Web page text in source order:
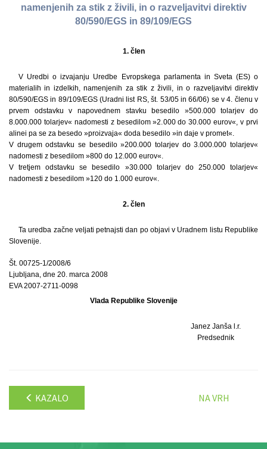
namenjenih za stik z živili, in o razveljavitvi direktiv
80/590/EGS in 89/109/EGS
1. člen
V Uredbi o izvajanju Uredbe Evropskega parlamenta in Sveta (ES) o
materialih in izdelkih, namenjenih za stik z živili, in o razveljavitvi direktiv
80/590/EGS in 89/109/EGS (Uradni list RS, št. 53/05 in 66/06) se v 4. členu v
prvem odstavku v napovednem stavku besedilo »500.000 tolarjev do
8.000.000 tolarjev« nadomesti z besedilom »2.000 do 30.000 eurov«, v prvi
alinei pa se za besedo »proizvaja« doda besedilo »in daje v promet«.
V drugem odstavku se besedilo »200.000 tolarjev do 3.000.000 tolarjev«
nadomesti z besedilom »800 do 12.000 eurov«.
V tretjem odstavku se besedilo »30.000 tolarjev do 250.000 tolarjev«
nadomesti z besedilom »120 do 1.000 eurov«.
2. člen
Ta uredba začne veljati petnajsti dan po objavi v Uradnem listu Republike
Slovenije.
Št. 00725-1/2008/6
Ljubljana, dne 20. marca 2008
EVA 2007-2711-0098
Vlada Republike Slovenije
Janez Janša l.r.
Predsednik
KAZALO NA VRH